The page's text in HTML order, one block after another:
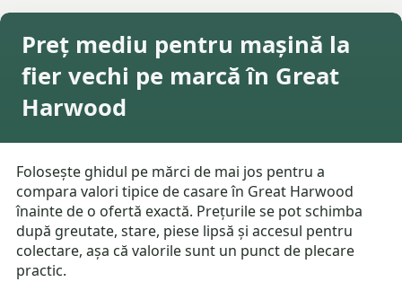
Preț mediu pentru mașină la
fier vechi pe marcă în Great
Harwood
Folosește ghidul pe mărci de mai jos pentru a
compara valori tipice de casare în Great Harwood
înainte de o ofertă exactă. Prețurile se pot schimba
după greutate, stare, piese lipsă și accesul pentru
colectare, așa că valorile sunt un punct de plecare
practic.